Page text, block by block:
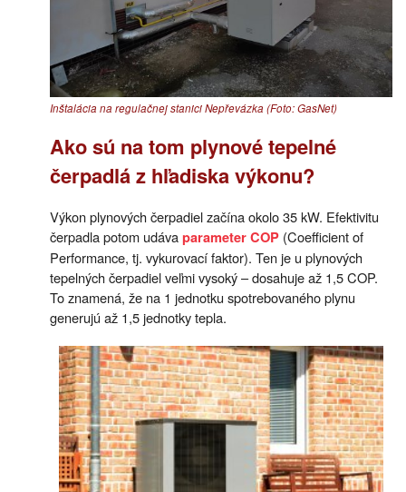
Inštalácia na regulačnej stanici Nepřevázka (Foto: GasNet)
Ako sú na tom plynové tepelné
čerpadlá z hľadiska výkonu?
Výkon plynových čerpadiel začína okolo 35 kW. Efektivitu
čerpadla potom udávaparameter COP (Coefficient of
Performance, tj. vykurovací faktor). Ten je u plynových
tepelných čerpadiel veľmi vysoký – dosahuje až 1,5 COP.
To znamená, že na 1 jednotku spotrebovaného plynu
generujú až 1,5 jednotky tepla.